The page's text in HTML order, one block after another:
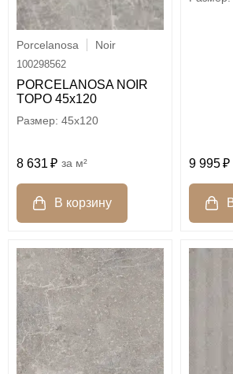
Porcelanosa Noir
100298562
PORCELANOSA NOIR
TOPO 45х120
45x120
8 631 м² 9 995